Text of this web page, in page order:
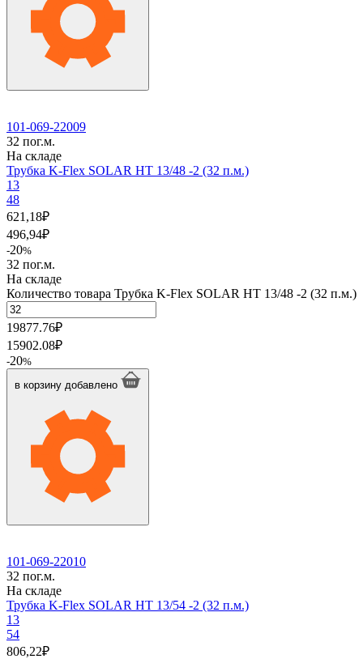
101-069-22009
32 пог.м.
На складе
Трубка K-Flex SOLAR HT 13/48 -2 (32 п.м.)
13
48
621,18₽
496,94₽
-20%
32 пог.м.
На складе
Количество товара Трубка K-Flex SOLAR HT 13/48 -2 (32 п.м.)
19877.76₽
15902.08₽
-20%
в корзину добавлено
101-069-22010
32 пог.м.
На складе
Трубка K-Flex SOLAR HT 13/54 -2 (32 п.м.)
13
54
806,22₽